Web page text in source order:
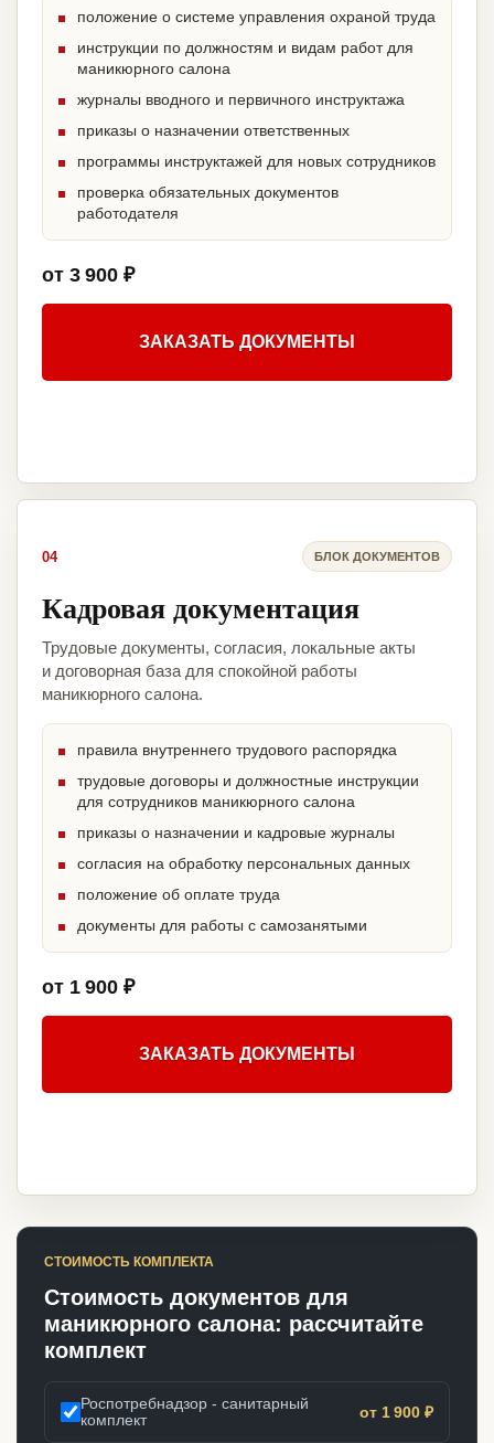
положение о системе управления охраной труда
инструкции по должностям и видам работ для
маникюрного салона
журналы вводного и первичного инструктажа
приказы о назначении ответственных
программы инструктажей для новых сотрудников
проверка обязательных документов
работодателя
от 3 900 ₽
ЗАКАЗАТЬ ДОКУМЕНТЫ
04 БЛОК ДОКУМЕНТОВ
Кадровая документация
Трудовые документы, согласия, локальные акты
и договорная база для спокойной работы
маникюрного салона.
правила внутреннего трудового распорядка
трудовые договоры и должностные инструкции
для сотрудников маникюрного салона
приказы о назначении и кадровые журналы
согласия на обработку персональных данных
положение об оплате труда
документы для работы с самозанятыми
от 1 900 ₽
ЗАКАЗАТЬ ДОКУМЕНТЫ
СТОИМОСТЬ КОМПЛЕКТА
Стоимость документов для
маникюрного салона: рассчитайте
комплект
Роспотребнадзор - санитарный
комплект
от 1 900 ₽